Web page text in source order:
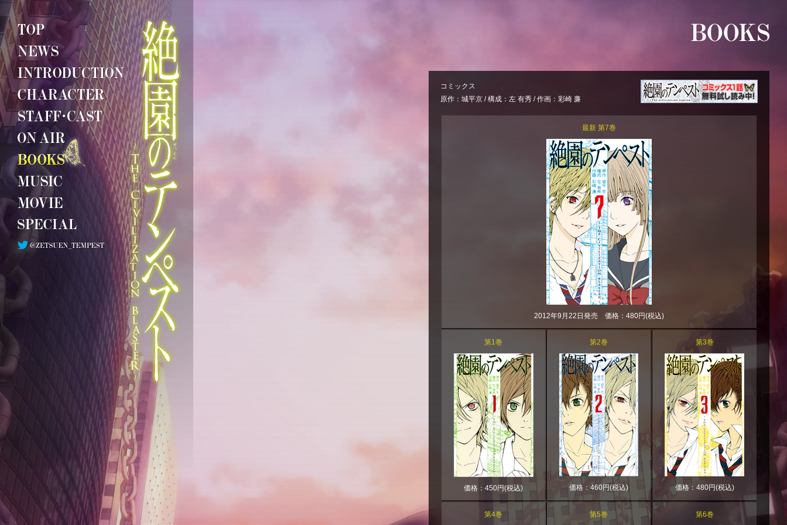
コミックス
原作：城平京 / 構成：左 有秀 / 作画：彩崎 廉
最新 第7巻
2012年9月22日発売 価格：480円(税込)
第1巻
価格：450円(税込)
第2巻
価格：460円(税込)
第3巻
価格：480円(税込)
第4巻 第5巻 第6巻